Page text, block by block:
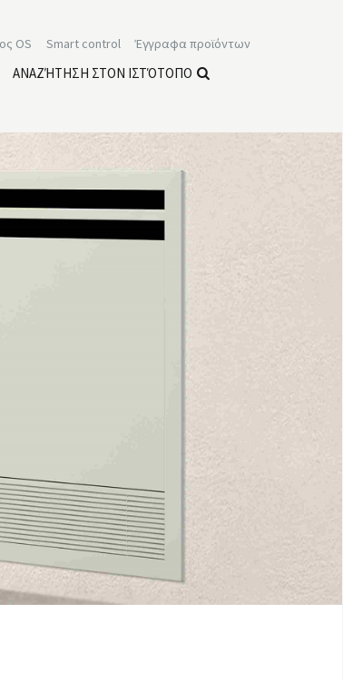
Έγγραφα προϊόντων
Smart control
OS
ΑΝΑΖΉΤΗΣΗ ΣΤΟΝ ΙΣΤΌΤΟΠΟ